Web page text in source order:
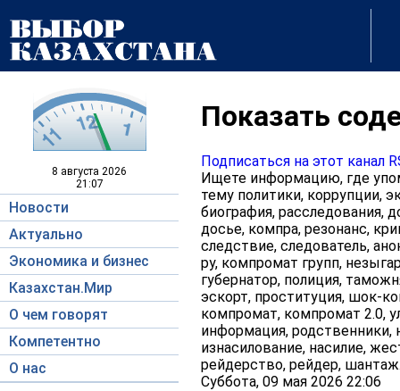
8 августа 2026
21:07
Новости
Актуально
Экономика и бизнес
Казахстан.Мир
О чем говорят
Компетентно
О нас
Показать
Подписаться на этот канал
Ищете информацию, где
тему политики, коррупции,
биография, расследования,
досье, компра, резонанс,
следствие, следователь,
ру, компромат групп,
губернатор, полиция,
эскорт, проституция, шок-
компромат, компромат 2.0,
информация, родственники,
изнасилование, насилие,
рейдерство, рейдер,
Суббота, 09 мая 2026 22:06